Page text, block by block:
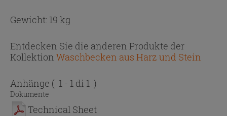
Gewicht: 19 kg
Entdecken Sie die anderen Produkte der
Kollektion Waschbecken aus Harz und Stein
Anhänge ( 1 - 1 di 1 )
Dokumente
Technical Sheet